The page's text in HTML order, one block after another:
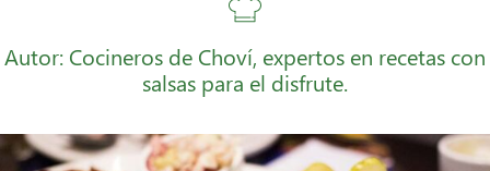
Autor: Cocineros de Choví, expertos en recetas con
salsas para el disfrute.